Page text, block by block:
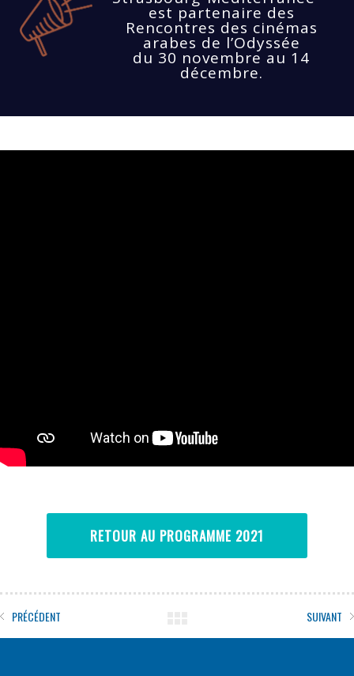
est partenaire des
Rencontres des cinémas
arabes de l’Odyssée
du 30 novembre au 14
décembre.
RETOUR AU PROGRAMME 2021
PRÉCÉDENT SUIVANT